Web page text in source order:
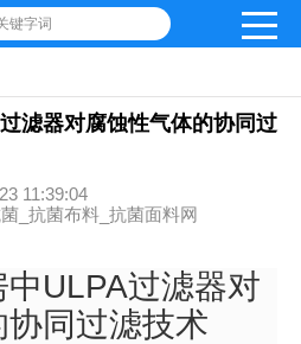
键字词
滤器对腐蚀性气体的协同过
11:39:04
_抗菌布料_抗菌面料网
ULPA过滤器对
同过滤技术